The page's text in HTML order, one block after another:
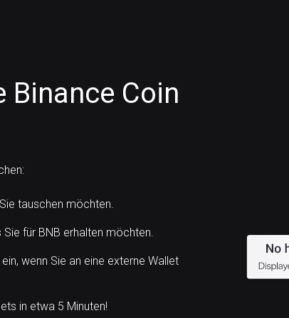
Binance Coin
tauschen möchten.
für BNB erhalten möchten.
wenn Sie an eine externe Wallet
in etwa 5 Minuten!